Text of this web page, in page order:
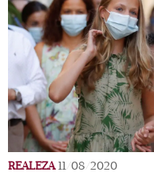
REALEZA 11/08/2020